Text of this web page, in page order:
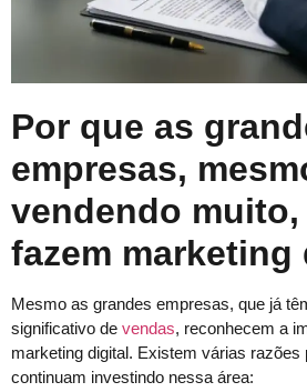
Por que as
empresas,
vendendo
fazem marketing
Mesmo as grandes empresas, que já
significativo de vendas, reconhecem a
marketing digital. Existem várias razões
continuam investindo nessa área: